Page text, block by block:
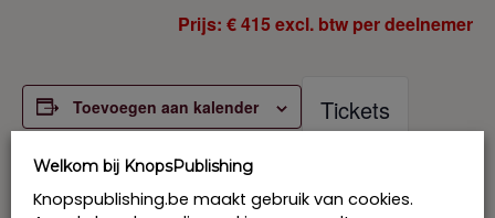
Prijs: € 415 excl. btw per deelnemer
Toevoegen aan kalender Tickets
Welkom bij KnopsPublishing
Knopspublishing.be maakt gebruik van cookies.